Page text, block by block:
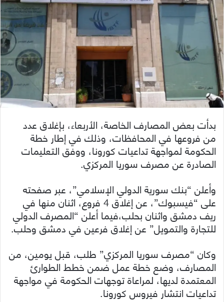
بدأت بعض المصارف الخاصة، الأربعاء، بإغلاق عدد
من فروعها في المحافظات، وذلك في إطار خطة
الحكومة لمواجهة تداعيات كورونا، ووفق التعليمات
الصادرة عن مصرف سوريا المركزي.
وأعلن “بنك سورية الدولي الإسلامي”، عبر صفحته
على “فيسبوك”، عن إغلاق 4 فروع، اثنان منها في
ريف دمشق واثنان بحلب،فيما أعلن “المصرف الدولي
للتجارة والتمويل” عن إغلاق فرعين في دمشق وحلب.
وكان “مصرف سوريا المركزي” طلب، قبل يومين، من
المصارف، وضع خطة عمل ضمن خطط الطوارئ
المعتمدة لديها، لمراعاة توجهات الحكومة في مواجهة
تداعيات انتشار فيروس كورونا.